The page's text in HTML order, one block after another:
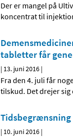
Der er mangel på
koncentrat til
tabletter får
| 13. juni 2016 |
Fra den 4. juli får
tilskud. Det drejer
| 10. juni 2016 |